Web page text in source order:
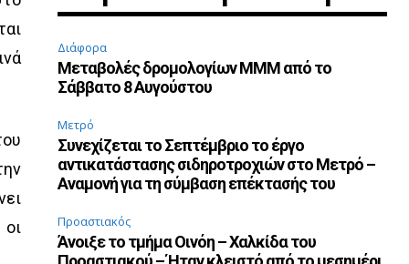
Διάφορα
Μεταβολές δρομολογίων ΜΜΜ από το
Σάββατο 8 Αυγούστου
Μετρό
Συνεχίζεται το Σεπτέμβριο το έργο
αντικατάστασης σιδηροτροχιών στο Μετρό –
Αναμονή για τη σύμβαση επέκτασής του
Προαστιακός
Άνοιξε το τμήμα Οινόη – Χαλκίδα του